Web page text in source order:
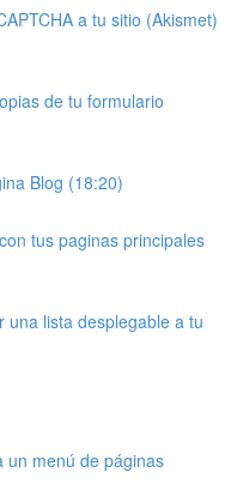
a tu sitio (Akismet)
de tu formulario
Blog (18:20)
tus paginas principales
una lista desplegable a tu
un menú de páginas